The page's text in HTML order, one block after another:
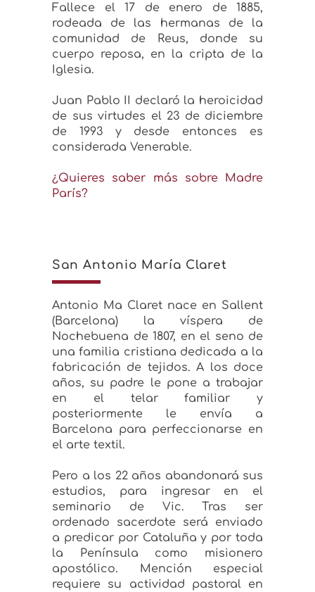
Fallece el 17 de enero de 1885,
rodeada de las hermanas de la
comunidad de Reus, donde su
cuerpo reposa, en la cripta de la
Iglesia.
Juan Pablo II declaró la heroicidad
de sus virtudes el 23 de diciembre
de 1993 y desde entonces es
considerada Venerable.
¿Quieres saber más sobre Madre
París?
San Antonio María Claret
Antonio Ma Claret nace en Sallent
(Barcelona) la víspera de
Nochebuena de 1807, en el seno de
una familia cristiana dedicada a la
fabricación de tejidos. A los doce
años, su padre le pone a trabajar
en el telar familiar y
posteriormente le envía a
Barcelona para perfeccionarse en
el arte textil.
Pero a los 22 años abandonará sus
estudios, para ingresar en el
seminario de Vic. Tras ser
ordenado sacerdote será enviado
a predicar por Cataluña y por toda
la Península como misionero
apostólico. Mención especial
requiere su actividad pastoral en